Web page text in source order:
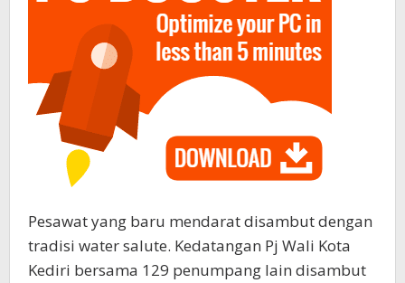
Pesawat yang baru mendarat disambut dengan
tradisi water salute. Kedatangan Pj Wali Kota
Kediri bersama 129 penumpang lain disambut